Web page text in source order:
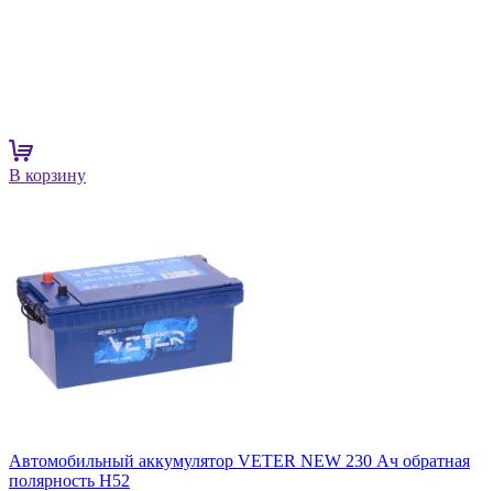
В корзину
Автомобильный аккумулятор VETER NEW 230 Ач обратная
полярность H52